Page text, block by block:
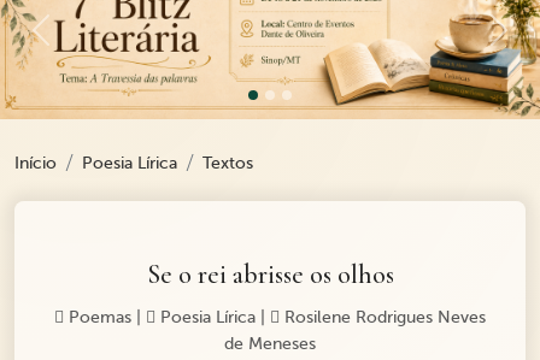
Previous
Início Poesia Lírica Textos
Se o rei abrisse os olhos
Poemas Poesia Lírica
Rosilene Rodrigues Neves
de Meneses